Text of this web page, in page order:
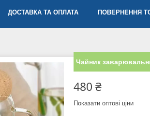
ДОСТАВКА ТА ОПЛАТА ПОВЕРНЕННЯ
Чайник
480 ₴
Показати оптові ціни